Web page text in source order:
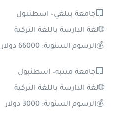
🏢جامعة بيلغي– اسطنبول
🌐لغة الدارسة باللغة التركية
💰الرسوم السنوية: 66000 دولار
🏢جامعة ميتبه– اسطنبول
🌐لغة الدارسة باللغة التركية
💰الرسوم السنوية: 3000 دولار